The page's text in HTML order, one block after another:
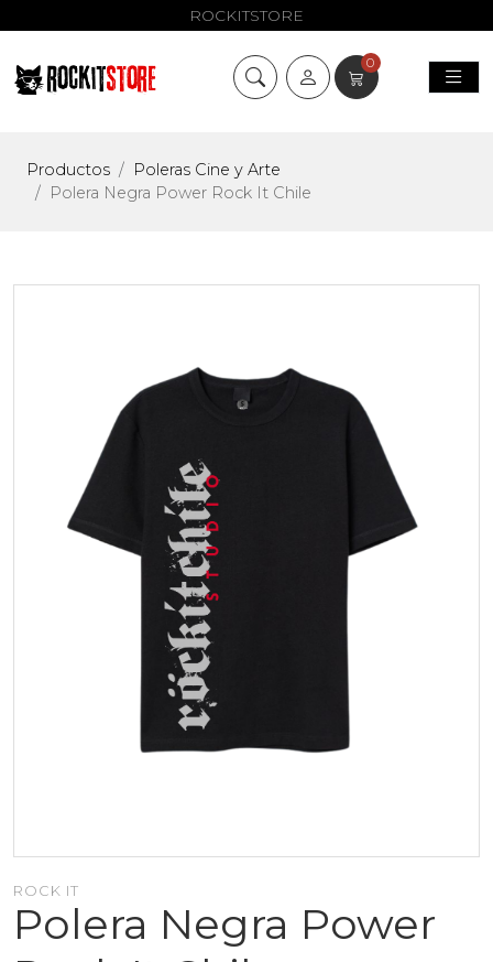
ROCKITSTORE
0
Productos
Poleras Cine y Arte
Polera Negra Power Rock It Chile
ROCK IT
Polera Negra Power